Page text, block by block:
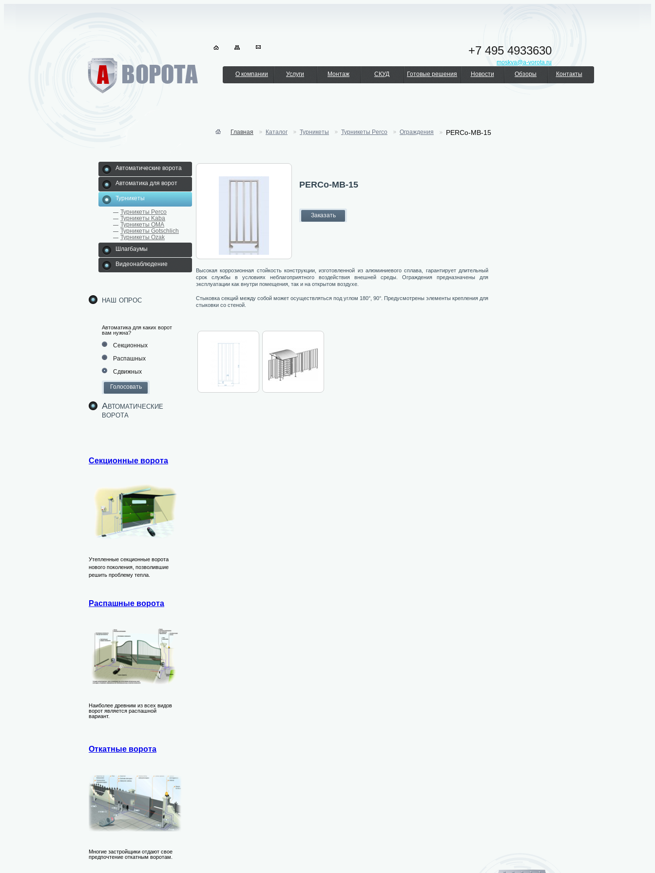
+7 495 4933630
moskva@a-vorota.ru
О компании
Услуги Монтаж СКУД Готовые решения Новости Обзоры Контакты
Автоматические ворота
Автоматика для ворот
Турникеты
Турникеты Perco
Турникеты Kaba
Турникеты ОМА
Турникеты Gotschlich
Турникеты Ozak
Шлагбаумы
Видеонаблюдение
наш опрос
Автоматика для каких ворот
вам нужна?
Секционных
Распашных
Сдвижных
Автоматические
ворота
Секционные ворота
Утепленные секционные ворота
нового поколения, позволившие
решить проблему тепла.
Распашные ворота
Наиболее древним из всех видов
ворот является распашной
вариант.
Откатные ворота
Многие застройщики отдают свое
предпочтение откатным воротам.
Главная Каталог Турникеты Турникеты Perco Ограждения PERCo-МВ-15
PERCo-МВ-15
Высокая коррозионная стойкость конструкции, изготовленной из алюминиевого сплава, гарантирует длительный
срок службы в условиях неблагоприятного воздействия внешней среды. Ограждения предназначены для
эксплуатации как внутри помещения, так и на открытом воздухе.
Стыковка секций между собой может осуществляться под углом 180°, 90°. Предусмотрены элементы крепления для
стыковки со стеной.